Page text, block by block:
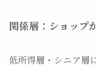
関係層：ショップ
低所得層・シニア層